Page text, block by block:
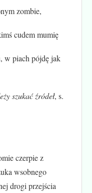
zombie,
cudem mumię
w piach pójdę jak
szukać źródeł, s.
czerpie z
wsobnego
drogi przejścia